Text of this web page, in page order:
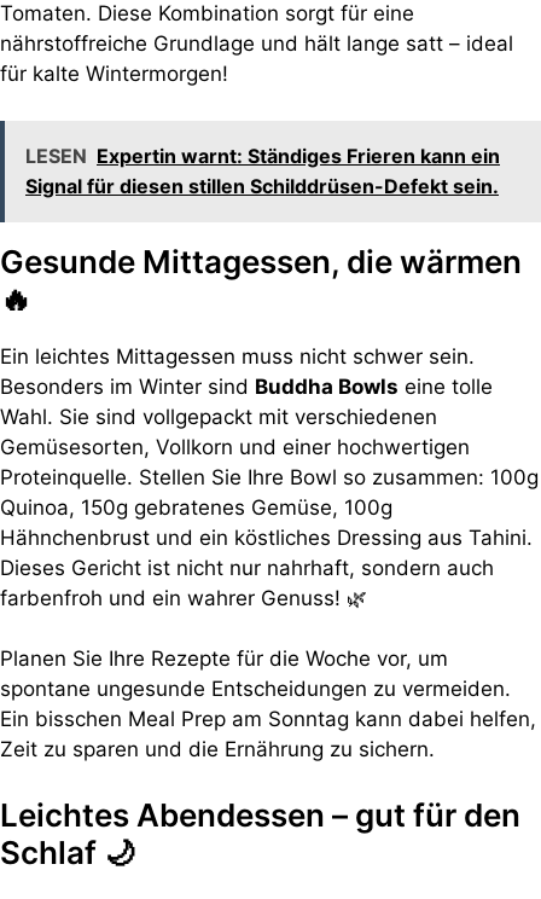
Tomaten. Diese Kombination sorgt für eine
nährstoffreiche Grundlage und hält lange satt – ideal
für kalte Wintermorgen!
LESEN Expertin warnt: Ständiges Frieren kann ein
Signal für diesen stillen Schilddrüsen-Defekt sein.
Gesunde Mittagessen, die wärmen
🔥
Ein leichtes Mittagessen muss nicht schwer sein.
Besonders im Winter sind Buddha Bowls eine tolle
Wahl. Sie sind vollgepackt mit verschiedenen
Gemüsesorten, Vollkorn und einer hochwertigen
Proteinquelle. Stellen Sie Ihre Bowl so zusammen: 100g
Quinoa, 150g gebratenes Gemüse, 100g
Hähnchenbrust und ein köstliches Dressing aus Tahini.
Dieses Gericht ist nicht nur nahrhaft, sondern auch
farbenfroh und ein wahrer Genuss! 🌿
Planen Sie Ihre Rezepte für die Woche vor, um
spontane ungesunde Entscheidungen zu vermeiden.
Ein bisschen Meal Prep am Sonntag kann dabei helfen,
Zeit zu sparen und die Ernährung zu sichern.
Leichtes Abendessen – gut für den
Schlaf 🌙